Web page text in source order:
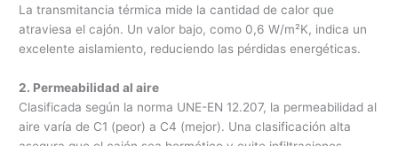
La transmitancia térmica mide la cantidad de calor que
atraviesa el cajón. Un valor bajo, como 0,6 W/m²K, indica un
excelente aislamiento, reduciendo las pérdidas energéticas.
2. Permeabilidad al aire
Clasificada según la norma UNE-EN 12.207, la permeabilidad al
aire varía de C1 (peor) a C4 (mejor). Una clasificación alta